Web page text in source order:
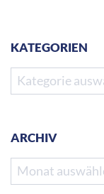
KATEGORIEN
Kategorien
ARCHIV
Archiv